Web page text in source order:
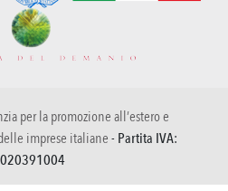
per la promozione all’estero e
imprese italiane - Partita IVA: